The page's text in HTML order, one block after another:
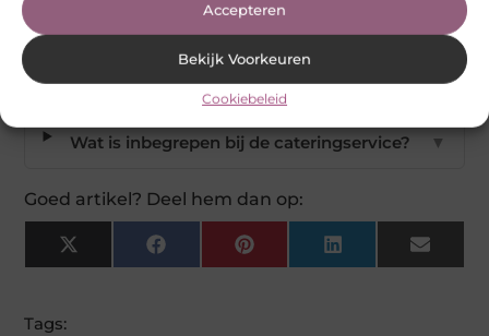
Accepteren
Bekijk Voorkeuren
Cookiebeleid
In welke steden levert Oester eXclusief
Wat is inbegrepen bij de cateringservice? ▼
Goed artikel? Deel hem dan op:
X
(Twitter)
FacebookPinterest LinkedIn Email
Tags: